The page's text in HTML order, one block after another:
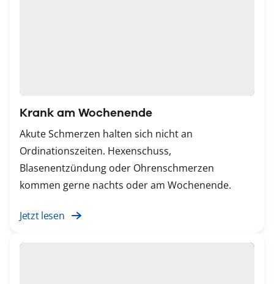
Krank am Wochenende
Akute Schmerzen halten sich nicht an
Ordinationszeiten. Hexenschuss,
Blasenentzündung oder Ohrenschmerzen
kommen gerne nachts oder am Wochenende.
Jetzt lesen